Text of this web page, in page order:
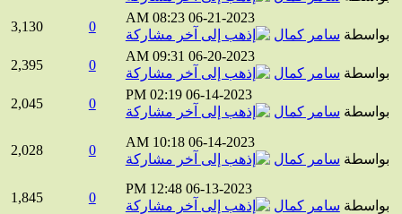
06-21-2023
08:23 AM
سامر كمال
3,130
06-20-2023
09:31 AM
سامر كمال
2,395
06-14-2023
02:19 PM
سامر كمال
2,045
06-14-2023
10:18 AM
سامر كمال
2,028
06-13-2023
12:48 PM
سامر كمال
1,845